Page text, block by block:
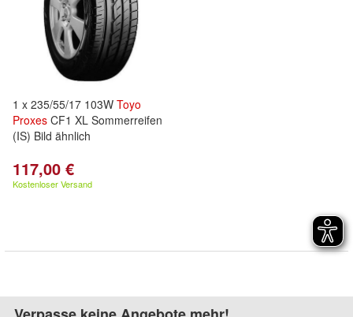
1 x 235/55/17 103W Toyo
Proxes CF1 XL Sommerreifen
(IS) Bild ähnlich
117,00 €
Kostenloser Versand